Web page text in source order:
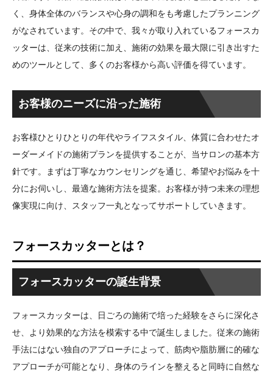
く、身体全体のバランスや心身の調和をも考慮したプランニング
がなされています。その中で、我々が取り入れているフォースカ
ッターは、従来の技術に加え、施術の効果を最大限に引き出すた
めのツールとして、多くのお客様から高い評価を得ています。
お客様のニーズに沿った施術
お客様ひとりひとりの年代やライフスタイル、体質に合わせたオ
ーダーメイドの施術プランを提供することが、当サロンの基本方
針です。まずは丁寧なカウンセリングを通じ、希望やお悩みを十
分にお伺いし、最適な施術方法を提案。お客様が持つ未来の理想
像実現に向け、スタッフ一丸となってサポートしていきます。
フォースカッターとは？
フォースカッターの誕生背景
フォースカッターは、日ごろの施術で培った経験をさらに深化さ
せ、より効果的な方法を模索する中で誕生しました。従来の施術
手法にはない独自のアプローチによって、筋肉や脂肪層に的確な
アプローチが可能となり、身体のラインを整えると同時に自然な